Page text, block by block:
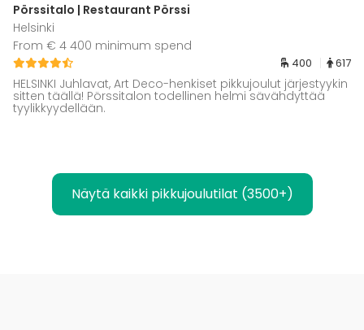
Pörssitalo | Restaurant Pörssi
Helsinki
From € 4 400 minimum spend
400 617
HELSINKI Juhlavat, Art Deco-henkiset pikkujoulut järjestyykin
sitten täällä! Pörssitalon todellinen helmi sävähdyttää
tyylikkyydellään.
Näytä kaikki pikkujoulutilat (3500+)